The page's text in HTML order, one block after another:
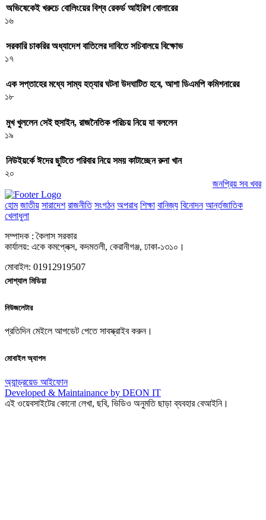
অভিষেকেই খরুচে বোলিংয়ের বিশ্ব রেকর্ড আইরিশ বোলারের
১৬
সরকারি চাকরির অধ্যাদেশ বাতিলের দাবিতে সচিবালয়ে বিক্ষোভ
১৭
এক সপ্তাহের মধ্যে সাম্য হত্যার ঘটনা উদঘাটিত হবে, আশা ডিএমপি কমিশনারের
১৮
মুখ খুললেন সেই হুসাইন, রাজনৈতিক পরিচয় নিয়ে যা বললেন
১৯
নিউইয়র্কে ঈদের ছুটিতে পরিবার নিয়ে সময় কাটাচ্ছেন রুনা খান
২০
জনপ্রিয় সব খবর
হোম জাতীয় সারাদেশ রাজনীতি সংগঠন অপরাধ শিক্ষা বানিজ্য বিনোদন আর্ন্তজাতিক
খেলাধুলা
সম্পাদক : কৈলাস সরকার
কার্যালয়: একে কমপ্লেক্স, কদমতলী, কেরানীগঞ্জ, ঢাকা-১৩১০।
মোবাইল: 01912919507
সোশ্যাল মিডিয়া
নিউজলেটার
প্রতিদিন মেইলে আপডেট পেতে সাবস্ক্রাইব করুন।
মোবাইল অ্যাপস
অ্যান্ড্রয়েড আইফোন
Developed & Maintainance by DEON IT
এই ওয়েবসাইটের কোনো লেখা, ছবি, ভিডিও অনুমতি ছাড়া ব্যবহার বেআইনি।